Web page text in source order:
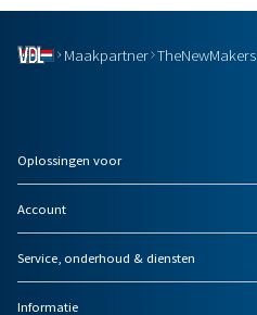
Maakpartner TheNewMakers
Oplossingen voor
Account
Service, onderhoud & diensten
Informatie